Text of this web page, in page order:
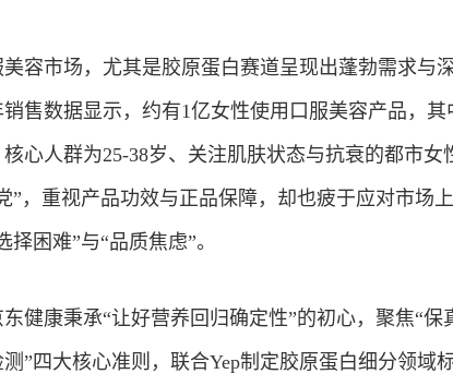
美容市场，尤其是胶原蛋白赛道呈现出蓬勃需求与
销售数据显示，约有1亿女性使用口服美容产品，
心人群为25-38岁、关注肌肤状态与抗衰的都市
”，重视产品功效与正品保障，却也疲于应对市场
择困难”与“品质焦虑”。
健康秉承“让好营养回归确定性”的初心，聚焦“
”四大核心准则，联合Yep制定胶原蛋白细分领域